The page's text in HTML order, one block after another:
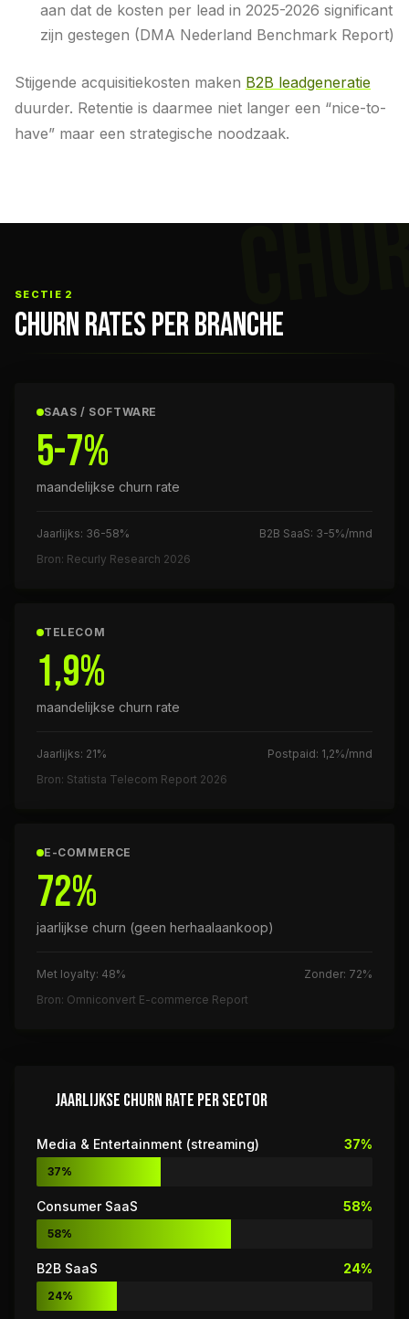
aan dat de kosten per lead in 2025-2026 significant
zijn gestegen (DMA Nederland Benchmark Report)
Stijgende acquisitiekosten maken B2B leadgeneratie
duurder. Retentie is daarmee niet langer een “nice-to-
have” maar een strategische noodzaak.
SECTIE 2
CHURN RATES PER BRANCHE
SAAS / SOFTWARE
5-7%
maandelijkse churn rate
Jaarlijks: 36-58%
B2B SaaS: 3-5%/mnd
Bron: Recurly Research 2026
TELECOM
1,9%
maandelijkse churn rate
Jaarlijks: 21%
Postpaid: 1,2%/mnd
Bron: Statista Telecom Report 2026
E-COMMERCE
72%
jaarlijkse churn (geen herhaalaankoop)
Met loyalty: 48%
Zonder: 72%
Bron: Omniconvert E-commerce Report
JAARLIJKSE CHURN RATE PER SECTOR
Media & Entertainment (streaming) 37%
37%
Consumer SaaS 58%
58%
B2B SaaS 24%
24%